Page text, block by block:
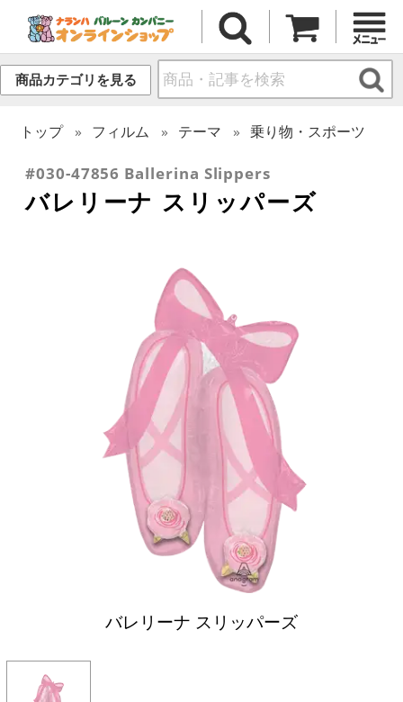
商品カテゴリを見る
トップ フィルム テーマ 乗り物・スポーツ
#030-47856 Ballerina Slippers
バレリーナ スリッパーズ
バレリーナ スリッパーズ